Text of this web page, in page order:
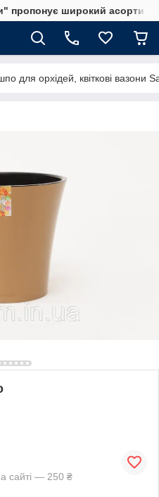
пропонує широкий
для орхідей, квіткові вазони
сайті — 250 ₴